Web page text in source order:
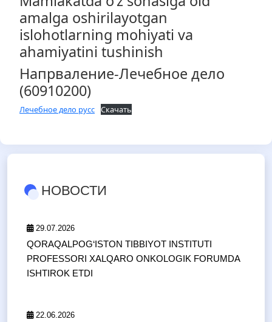
amalga oshirilayotgan
islohotlarning mohiyati va
ahamiyatini tushinish
Напрваление-Лечебное дело
(60910200)
Лечебное дело русс Скачать
НОВОСТИ
29.07.2026
QORAQALPOG‘ISTON TIBBIYOT INSTITUTI
PROFESSORI XALQARO ONKOLOGIK FORUMDA
ISHTIROK ETDI
22.06.2026